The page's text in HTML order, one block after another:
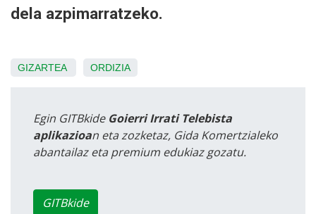
dela azpimarratzeko.
GIZARTEA ORDIZIA
Egin GITBkide Goierri Irrati Telebista
aplikazioan eta zozketaz, Gida Komertzialeko
abantailaz eta premium edukiaz gozatu.
GITBkide